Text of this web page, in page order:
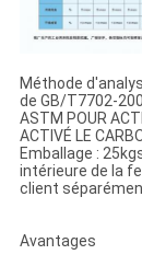
Méthode
de GB/T7702-
ASTM POUR
ACTIVÉ LE
Emballage :
intérieure de la
client
Avantages